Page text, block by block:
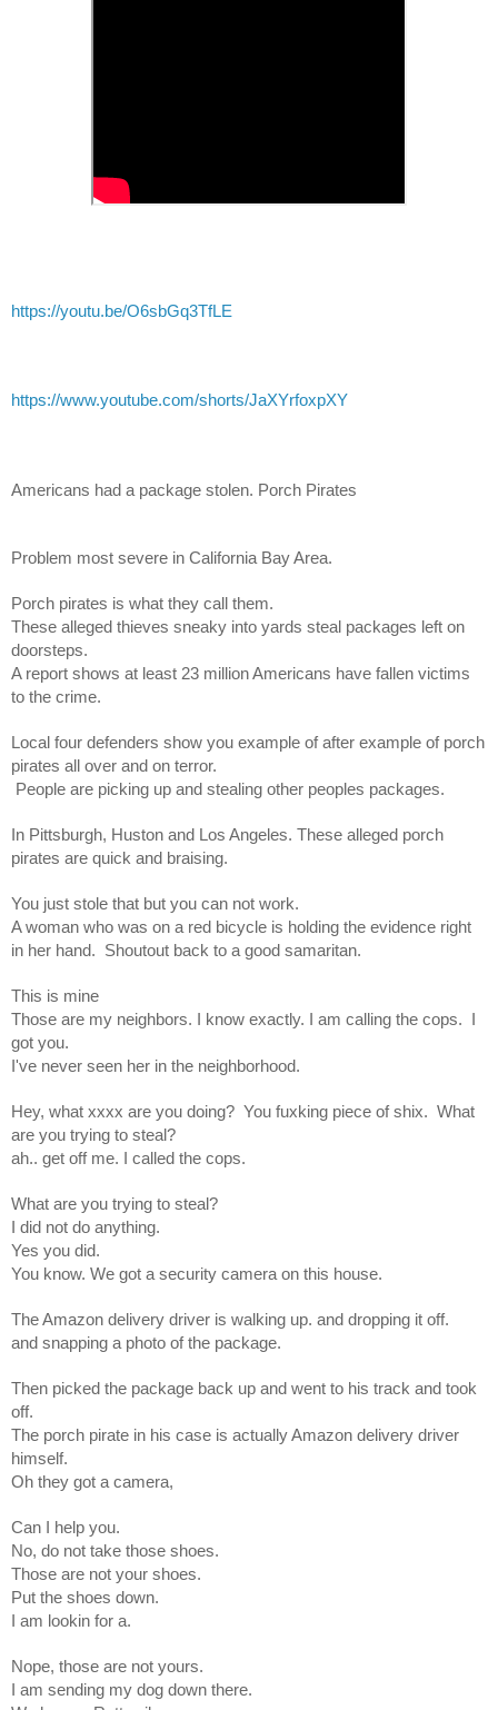
https://youtu.be/O6sbGq3TfLE
https://www.youtube.com/shorts/JaXYrfoxpXY
Americans had a package stolen. Porch Pirates
Problem most severe in California Bay Area.
Porch pirates is what they call them.
These alleged thieves sneaky into yards steal packages left on
doorsteps.
A report shows at least 23 million Americans have fallen victims
to the crime.
Local four defenders show you example of after example of porch
pirates all over and on terror.
People are picking up and stealing other peoples packages.
In Pittsburgh, Huston and Los Angeles. These alleged porch
pirates are quick and braising.
You just stole that but you can not work.
A woman who was on a red bicycle is holding the evidence right
in her hand. Shoutout back to a good samaritan.
This is mine
Those are my neighbors. I know exactly. I am calling the cops. I
got you.
I've never seen her in the neighborhood.
Hey, what xxxx are you doing? You fuxking piece of shix. What
are you trying to steal?
ah.. get off me. I called the cops.
What are you trying to steal?
I did not do anything.
Yes you did.
You know. We got a security camera on this house.
The Amazon delivery driver is walking up. and dropping it off.
and snapping a photo of the package.
Then picked the package back up and went to his track and took
off.
The porch pirate in his case is actually Amazon delivery driver
himself.
Oh they got a camera,
Can I help you.
No, do not take those shoes.
Those are not your shoes.
Put the shoes down.
I am lookin for a.
Nope, those are not yours.
I am sending my dog down there.